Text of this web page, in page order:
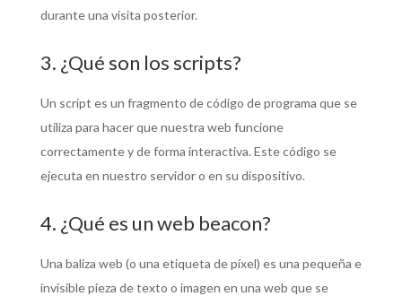
durante una visita posterior.
3. ¿Qué son los scripts?
Un script es un fragmento de código de programa que se
utiliza para hacer que nuestra web funcione
correctamente y de forma interactiva. Este código se
ejecuta en nuestro servidor o en su dispositivo.
4. ¿Qué es un web beacon?
Una baliza web (o una etiqueta de píxel) es una pequeña e
invisible pieza de texto o imagen en una web que se